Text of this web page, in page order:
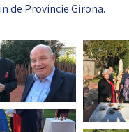
de Provincie Girona.